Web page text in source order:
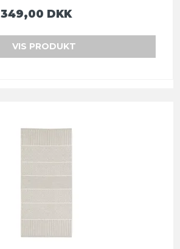
349,00 DKK
VIS PRODUKT